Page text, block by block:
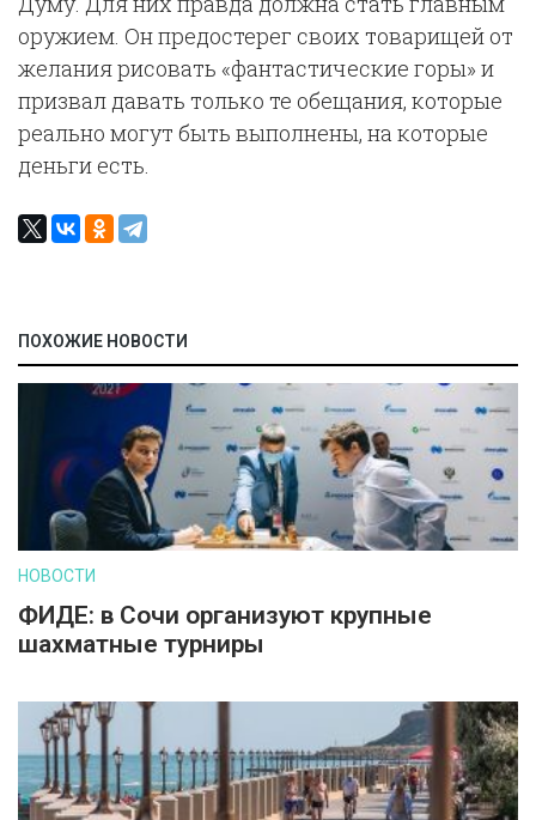
оружием. Он предостерег своих товарищей от
желания рисовать «фантастические горы» и
призвал давать только те обещания, которые
реально могут быть выполнены, на которые
деньги есть.
ПОХОЖИЕ НОВОСТИ
НОВОСТИ
ФИДЕ: в Сочи организуют крупные
шахматные турниры